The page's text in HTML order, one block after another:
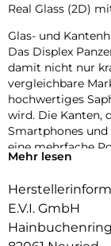
Real Glass (2D)
Glas- und
Das Displex
damit nicht nur
vergleichbare
hochwertiges
wird. Die Kanten,
Smartphones und
eine mehrfache
absorbierenden
wird das
Schläge, Stöße
angenehm bei der
Mehr lesen
E.V.I. GmbH